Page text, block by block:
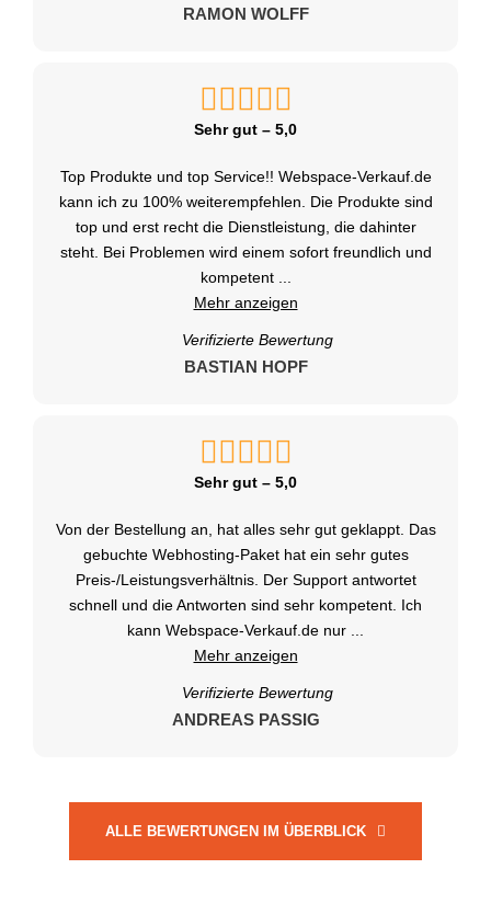
RAMON WOLFF
Sehr gut – 5,0
Top Produkte und top Service!! Webspace-Verkauf.de
kann ich zu 100% weiterempfehlen. Die Produkte sind
top und erst recht die Dienstleistung, die dahinter
steht. Bei Problemen wird einem sofort freundlich und
kompetent
Mehr anzeigen
Verifizierte Bewertung
BASTIAN HOPF
Sehr gut – 5,0
Von der Bestellung an, hat alles sehr gut geklappt. Das
gebuchte Webhosting-Paket hat ein sehr gutes
Preis-/Leistungsverhältnis. Der Support antwortet
schnell und die Antworten sind sehr kompetent. Ich
kann Webspace-Verkauf.de nur
Mehr anzeigen
Verifizierte Bewertung
ANDREAS PASSIG
ALLE BEWERTUNGEN IM ÜBERBLICK